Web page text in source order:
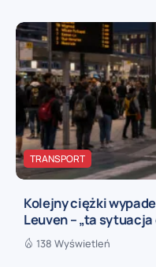
TRANSPORT
Kolejny ciężki
Leuven – „ta
138 Wyświetleń